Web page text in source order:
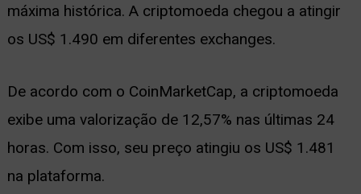
máxima histórica. A criptomoeda chegou a atingir
os US$ 1.490 em diferentes exchanges.
De acordo com o CoinMarketCap, a criptomoeda
exibe uma valorização de 12,57% nas últimas 24
horas. Com isso, seu preço atingiu os US$ 1.481
na plataforma.